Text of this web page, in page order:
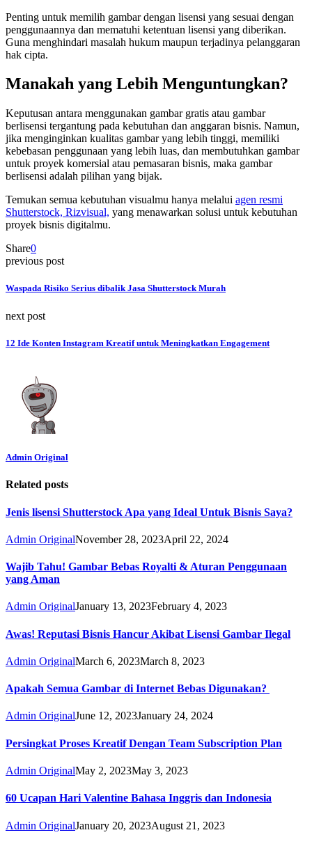
Penting untuk memilih gambar dengan lisensi yang sesuai dengan
penggunaannya dan mematuhi ketentuan lisensi yang diberikan.
Guna menghindari masalah hukum maupun terjadinya pelanggaran
hak cipta.
Manakah yang Lebih Menguntungkan?
Keputusan antara menggunakan gambar gratis atau gambar
berlisensi tergantung pada kebutuhan dan anggaran bisnis. Namun,
jika menginginkan kualitas gambar yang lebih tinggi, memiliki
kebebasan penggunaan yang lebih luas, dan membutuhkan gambar
untuk proyek komersial atau pemasaran bisnis, maka gambar
berlisensi adalah pilihan yang bijak.
Temukan semua kebutuhan visualmu hanya melalui agen resmi
Shutterstock, Rizvisual, yang menawarkan solusi untuk kebutuhan
proyek bisnis digitalmu.
Share0
previous post
Waspada Risiko Serius dibalik Jasa Shutterstock Murah
next post
12 Ide Konten Instagram Kreatif untuk Meningkatkan Engagement
Admin Original
Related posts
Jenis lisensi Shutterstock Apa yang Ideal Untuk Bisnis Saya?
Admin OriginalNovember 28, 2023April 22, 2024
Wajib Tahu! Gambar Bebas Royalti & Aturan Penggunaan
yang Aman
Admin OriginalJanuary 13, 2023February 4, 2023
Awas! Reputasi Bisnis Hancur Akibat Lisensi Gambar Ilegal
Admin OriginalMarch 6, 2023March 8, 2023
Apakah Semua Gambar di Internet Bebas Digunakan?
Admin OriginalJune 12, 2023January 24, 2024
Persingkat Proses Kreatif Dengan Team Subscription Plan
Admin OriginalMay 2, 2023May 3, 2023
60 Ucapan Hari Valentine Bahasa Inggris dan Indonesia
Admin OriginalJanuary 20, 2023August 21, 2023